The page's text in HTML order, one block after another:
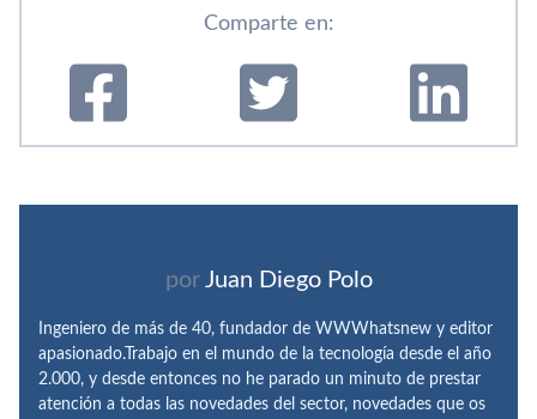
Comparte en:
por Juan Diego Polo
Ingeniero de más de 40, fundador de WWWhatsnew y editor
apasionado.Trabajo en el mundo de la tecnología desde el año
2.000, y desde entonces no he parado un minuto de prestar
atención a todas las novedades del sector, novedades que os